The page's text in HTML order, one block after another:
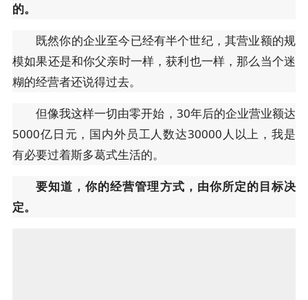
的。
既然你的企业至今已经有半个世纪，其营业额的规
模如果还是和你父亲时一样，获利也一样，那么当个迷
糊的经营者还说得过去。
但像我这样一切由零开始，30年后的企业营业额达
5000亿日元，国内外员工人数达30000人以上，我是
有必要过着斯多葛式生活的。
要知道，你的经营管理方式，由你所定的目标决
定。